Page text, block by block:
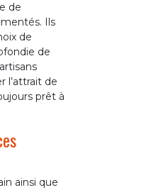
de
Ils
de
de
l’attrait de
prêt à
ainsi que